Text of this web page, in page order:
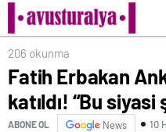
206 okunma
Fatih Erbakan
katıldı! “Bu siyasi
ABONE OL News 10